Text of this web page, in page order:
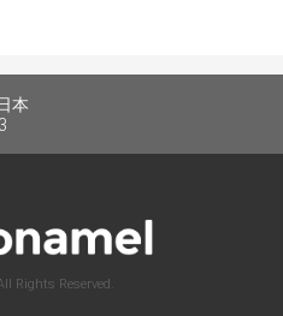
になりますがTOP８前に
数量に限りあり
み〇
最後まで目を通してくださ
る方のみエントリーしていた
本
Rights Reserved.